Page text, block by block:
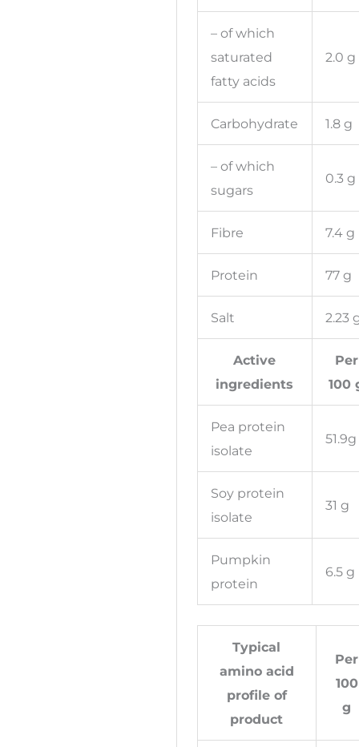
– of which
saturated
fatty acids
2.0 g
Carbohydrate 1.8 g
– of which
sugars
0.3 g
Fibre 7.4 g
Protein 77 g
Salt 2.23
Active
ingredients
Per
100
Pea protein
isolate
51.9g
Soy protein
isolate
31 g
Pumpkin
protein
6.5 g
Typical
amino acid
profile of
product
Per
100
g